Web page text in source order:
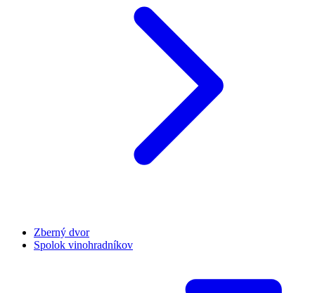
Zberný dvor
Spolok vinohradníkov